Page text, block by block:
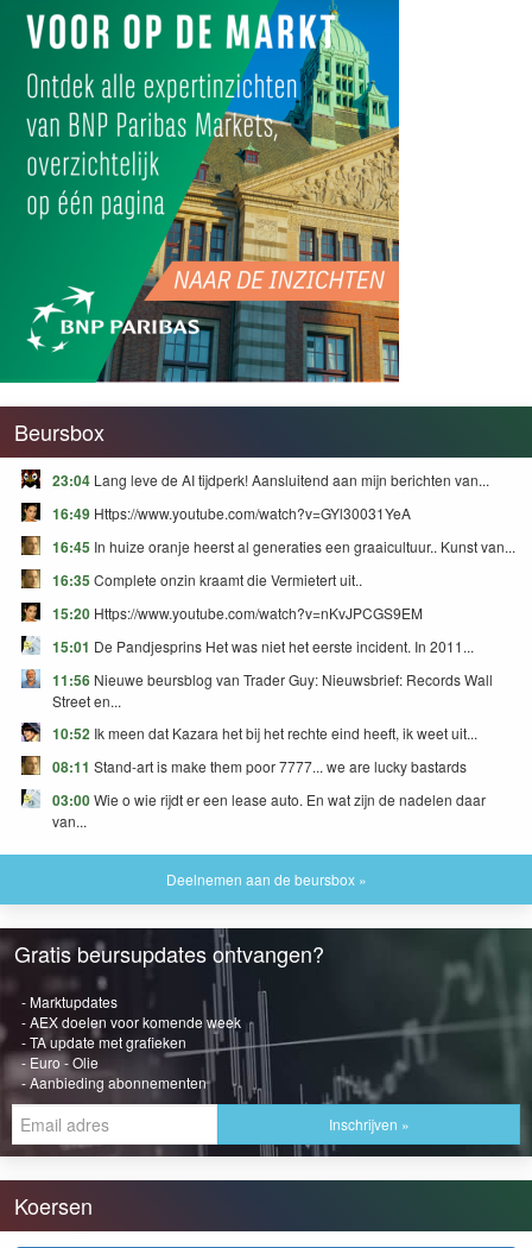
Beursbox
23:04 Lang leve de AI tijdperk! Aansluitend aan mijn berichten van...
16:49 Https://www.youtube.com/watch?v=GYl30031YeA
16:45 In huize oranje heerst al generaties een graaicultuur.. Kunst van...
16:35 Complete onzin kraamt die Vermietert uit..
15:20 Https://www.youtube.com/watch?v=nKvJPCGS9EM
15:01 De Pandjesprins Het was niet het eerste incident. In 2011...
11:56 Nieuwe beursblog van Trader Guy: Nieuwsbrief: Records Wall
Street en...
10:52 Ik meen dat Kazara het bij het rechte eind heeft, ik weet uit...
08:11 Stand-art is make them poor 7777... we are lucky bastards
03:00Wie o wie rijdt er een lease auto. En wat zijn de nadelen daar
van...
Deelnemen aan de beursbox »
Gratis beursupdates ontvangen?
- Marktupdates
- AEX doelen voor komende week
- TA update met grafieken
- Euro - Olie
- Aanbieding abonnementen
Inschrijven »
Koersen